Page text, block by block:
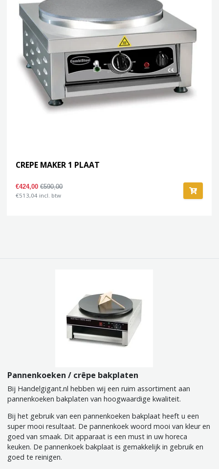
CREPE MAKER 1 PLAAT
€424,00€590,00
€513,04 incl. btw
Pannenkoeken / crêpe bakplaten
Bij Handelgigant.nl hebben wij een ruim assortiment aan
pannenkoeken bakplaten van hoogwaardige kwaliteit.
Bij het gebruik van een pannenkoeken bakplaat heeft u een
super mooi resultaat. De pannenkoek woord mooi van kleur en
goed van smaak. Dit apparaat is een must in uw horeca
keuken. De pannenkoek bakplaat is gemakkelijk in gebruik en
goed te reinigen.